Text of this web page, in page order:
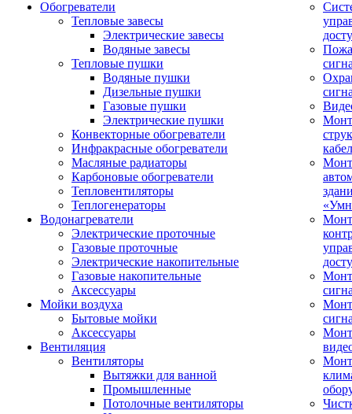
Обогреватели
Тепловые завесы
Электрические завесы
Водяные завесы
Тепловые пушки
Водяные пушки
Дизельные пушки
Газовые пушки
Электрические пушки
Конвекторные обогреватели
Инфракрасные обогреватели
Масляные радиаторы
Карбоновые обогреватели
Тепловентиляторы
Теплогенераторы
Водонагреватели
Электрические проточные
Газовые проточные
Электрические накопительные
Газовые накопительные
Аксессуары
Мойки воздуха
Бытовые мойки
Аксессуары
Вентиляция
Вентиляторы
Вытяжки для ванной
Промышленные
Потолочные вентиляторы